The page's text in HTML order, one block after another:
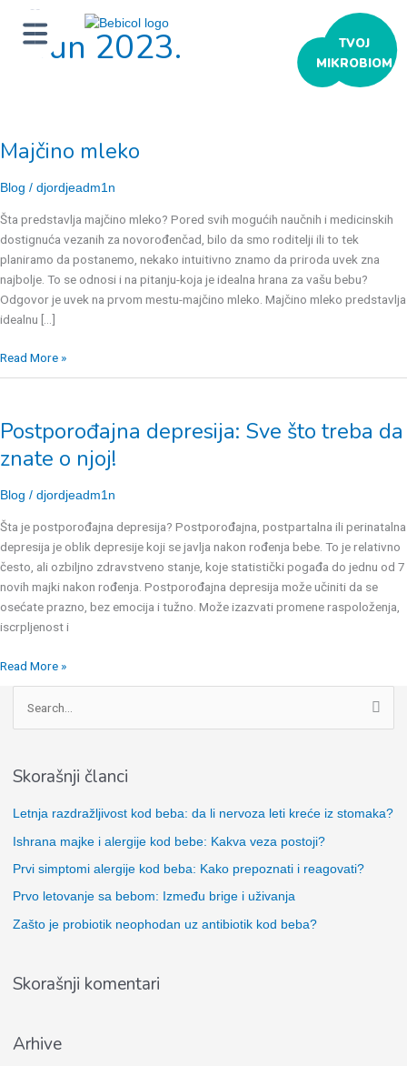
ТVOJ
MIKROBIOM
Jun 2023.
Majčino mleko
Blog / djordjeadm1n
Šta predstavlja majčino mleko? Pored svih mogućih naučnih i medicinskih
dostignuća vezanih za novorođenčad, bilo da smo roditelji ili to tek
planiramo da postanemo, nekako intuitivno znamo da priroda uvek zna
najbolje. To se odnosi i na pitanju-koja je idealna hrana za vašu bebu?
Odgovor je uvek na prvom mestu-majčino mleko. Majčino mleko predstavlja
idealnu […]
Read More »
Postporođajna depresija: Sve što treba da
znate o njoj!
Blog / djordjeadm1n
Šta je postporođajna depresija? Postporođajna, postpartalna ili perinatalna
depresija je oblik depresije koji se javlja nakon rođenja bebe. To je relativno
često, ali ozbiljno zdravstveno stanje, koje statistički pogađa do jednu od 7
novih majki nakon rođenja. Postporođajna depresija može učiniti da se
osećate prazno, bez emocija i tužno. Može izazvati promene raspoloženja,
iscrpljenost i
Sve
treba
da
o
njoj!
Read More »
t
r
a
a
Skorašnji članci
Letnja razdražljivost kod beba: da li nervoza leti kreće iz stomaka?
Ishrana majke i alergije kod bebe: Kakva veza postoji?
Prvi simptomi alergije kod beba: Kako prepoznati i reagovati?
Prvo letovanje sa bebom: Između brige i uživanja
Zašto je probiotik neophodan uz antibiotik kod beba?
Skorašnji komentari
Arhive